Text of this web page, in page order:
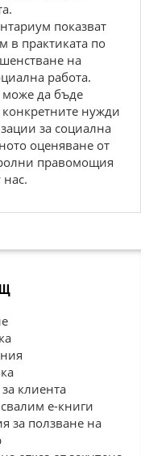
показват
в практиката по
на
работа.
може да бъде
нужди
за социална
оценяване от
правомощия
нас.
клиента
е-книги
за ползване на